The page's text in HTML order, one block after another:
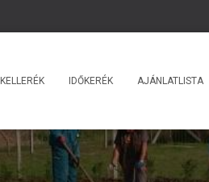
KELLERÉK IDŐKERÉK AJÁNLATLISTA